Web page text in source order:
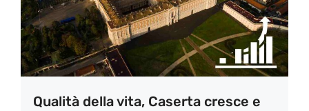
Qualità della vita, Caserta cresce e